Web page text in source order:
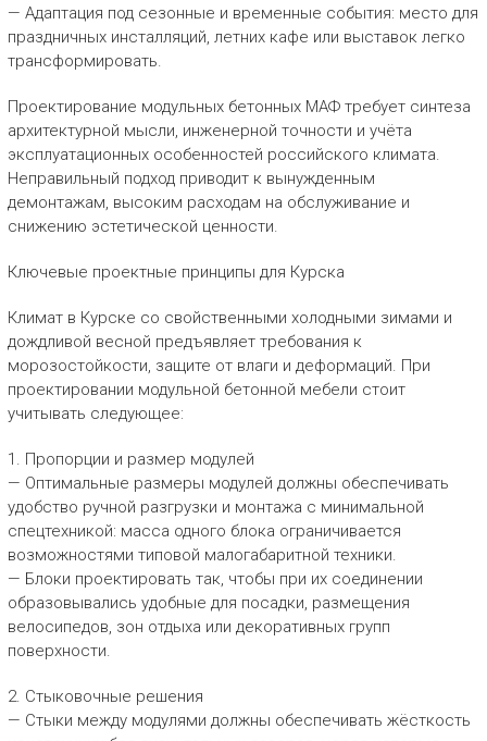
— Адаптация под сезонные и временные события: место для
праздничных инсталляций, летних кафе или выставок легко
трансформировать.
Проектирование модульных бетонных МАФ требует синтеза
архитектурной мысли, инженерной точности и учёта
эксплуатационных особенностей российского климата.
Неправильный подход приводит к вынужденным
демонтажам, высоким расходам на обслуживание и
снижению эстетической ценности.
Ключевые проектные принципы для Курска
Климат в Курске со свойственными холодными зимами и
дождливой весной предъявляет требования к
морозостойкости, защите от влаги и деформаций. При
проектировании модульной бетонной мебели стоит
учитывать следующее:
1. Пропорции и размер модулей
— Оптимальные размеры модулей должны обеспечивать
удобство ручной разгрузки и монтажа с минимальной
спецтехникой: масса одного блока ограничивается
возможностями типовой малогабаритной техники.
— Блоки проектировать так, чтобы при их соединении
образовывались удобные для посадки, размещения
велосипедов, зон отдыха или декоративных групп
поверхности.
2. Стыковочные решения
— Стыки между модулями должны обеспечивать жёсткость